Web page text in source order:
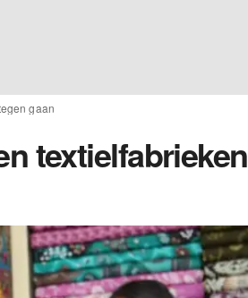
gaan
textielfabrieken